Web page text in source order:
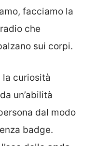
facciamo la
che
sui corpi.
la curiosità
un’abilità
dal modo
badge.